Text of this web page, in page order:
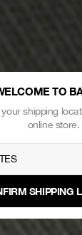
TO
shipping
online store.
SHIPPING